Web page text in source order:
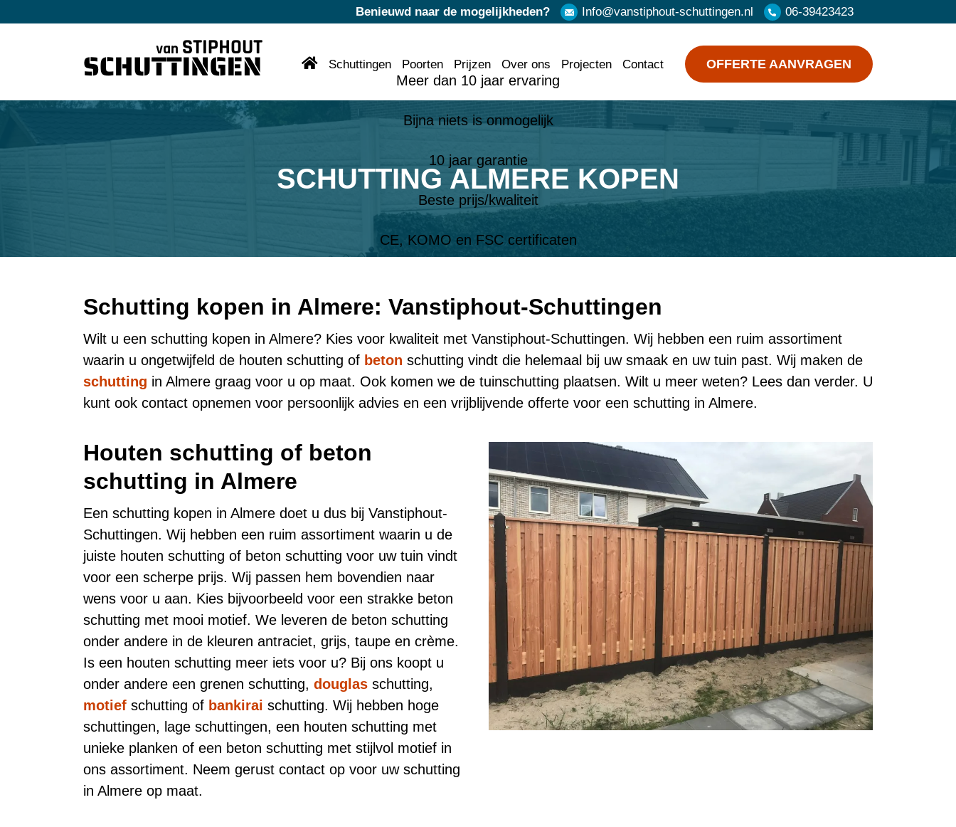
Benieuwd naar de mogelijkheden? Info@vanstiphout-schuttingen.nl 06-39423423
Schuttingen Poorten Prijzen Over ons Projecten Contact OFFERTE AANVRAGEN
SCHUTTING ALMERE KOPEN
Meer dan 10 jaar ervaring
Bijna niets is onmogelijk
10 jaar garantie
Beste prijs/kwaliteit
CE, KOMO en FSC certificaten
Schutting kopen in Almere: Vanstiphout-Schuttingen
Wilt u een schutting kopen in Almere? Kies voor kwaliteit met Vanstiphout-Schuttingen. Wij hebben een ruim assortiment
waarin u ongetwijfeld de houten schutting of beton schutting vindt die helemaal bij uw smaak en uw tuin past. Wij maken de
schutting in Almere graag voor u op maat. Ook komen we de tuinschutting plaatsen. Wilt u meer weten? Lees dan verder. U
kunt ook contact opnemen voor persoonlijk advies en een vrijblijvende offerte voor een schutting in Almere.
Houten schutting of beton
schutting in Almere
Een schutting kopen in Almere doet u dus bij Vanstiphout-
Schuttingen. Wij hebben een ruim assortiment waarin u de
juiste houten schutting of beton schutting voor uw tuin vindt
voor een scherpe prijs. Wij passen hem bovendien naar
wens voor u aan. Kies bijvoorbeeld voor een strakke beton
schutting met mooi motief. We leveren de beton schutting
onder andere in de kleuren antraciet, grijs, taupe en crème.
Is een houten schutting meer iets voor u? Bij ons koopt u
onder andere een grenen schutting, douglas schutting,
motief schutting of bankirai schutting. Wij hebben hoge
schuttingen, lage schuttingen, een houten schutting met
unieke planken of een beton schutting met stijlvol motief in
ons assortiment. Neem gerust contact op voor uw schutting
in Almere op maat.